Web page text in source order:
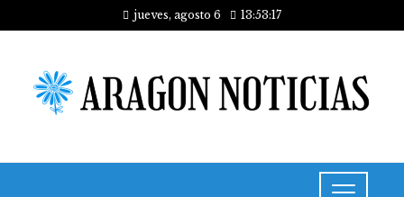
jueves, agosto 6 13:53:18